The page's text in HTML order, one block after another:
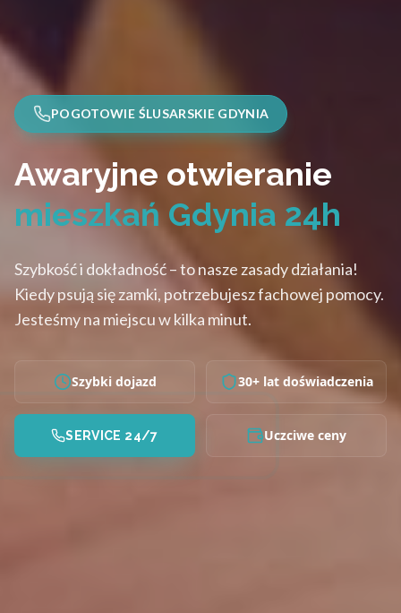
POGOTOWIE ŚLUSARSKIE GDYNIA
Awaryjne otwieranie
mieszkań Gdynia 24h
Szybkość i dokładność – to nasze zasady działania!
Kiedy psują się zamki, potrzebujesz fachowej pomocy.
Jesteśmy na miejscu w kilka minut.
Szybki dojazd 30+ lat doświadczenia
SERVICE 24/7 Uczciwe ceny